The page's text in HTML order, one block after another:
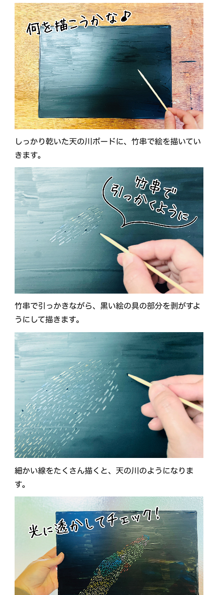
しっかり乾いた天の川ボードに、竹串で絵を描いてい
きます。
竹串で引っかきながら、黒い絵の具の部分を剥がすよ
うにして描きます。
細かい線をたくさん描くと、天の川のようになりま
す。